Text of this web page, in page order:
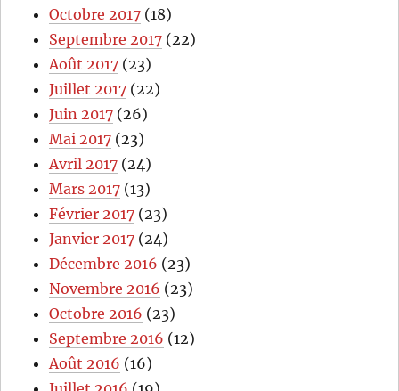
Octobre 2017 (18)
Septembre 2017 (22)
Août 2017 (23)
Juillet 2017 (22)
Juin 2017 (26)
Mai 2017 (23)
Avril 2017 (24)
Mars 2017 (13)
Février 2017 (23)
Janvier 2017 (24)
Décembre 2016 (23)
Novembre 2016 (23)
Octobre 2016 (23)
Septembre 2016 (12)
Août 2016 (16)